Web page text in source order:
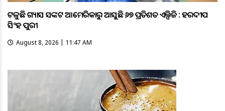
ଟଳୁଛି ଗ୍ୟାସ ସଙ୍କଟ ଆମେରିକାରୁ ଆସୁଛି ୬୭ ପ୍ରତିଶତ ଏଲ୍ପିଜି : ହରଦୀପ
ସିଂହ ପୁରୀ
August 8, 2026 | 11:47 AM